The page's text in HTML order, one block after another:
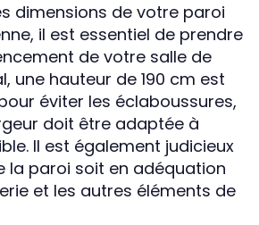
dimensions de votre paroi
il est essentiel de prendre
de votre salle de
une hauteur de 190 cm est
éviter les éclaboussures,
doit être adaptée à
Il est également judicieux
la paroi soit en adéquation
et les autres éléments de